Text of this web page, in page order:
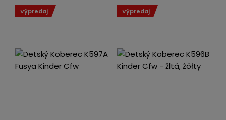
Výpredaj Výpredaj